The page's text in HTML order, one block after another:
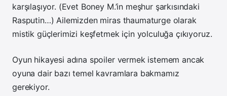
karşılaşıyor. (Evet Boney M.’in meşhur şarkısındaki
Rasputin…) Ailemizden miras thaumaturge olarak
mistik güçlerimizi keşfetmek için yolculuğa çıkıyoruz.
Oyun hikayesi adına spoiler vermek istemem ancak
oyuna dair bazı temel kavramlara bakmamız
gerekiyor.